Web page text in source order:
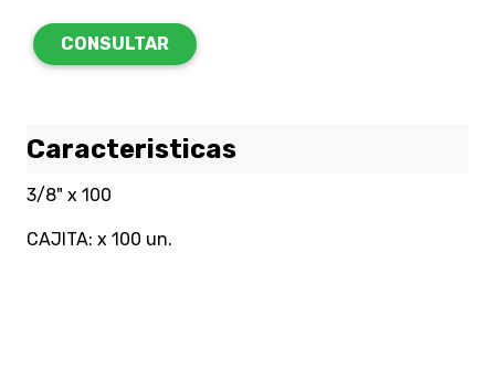
CONSULTAR
Caracteristicas
3/8" x 100
CAJITA: x 100 un.